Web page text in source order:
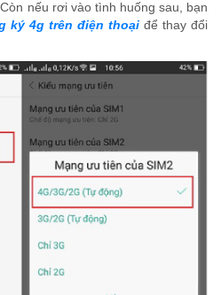
nếu rơi vào tình huống sau, bạn
ký 4g trên điện thoại để thay đổi